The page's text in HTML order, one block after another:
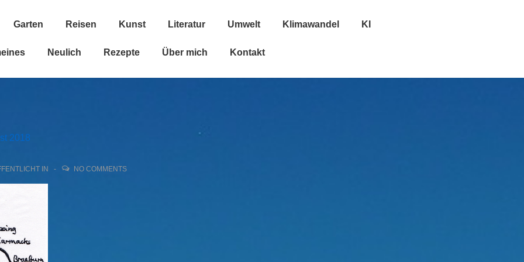
Garten Reisen Kunst Literatur Umwelt Klimawandel KI
Neulich Rezepte Über mich Kontakt
2018
IN NO COMMENTS